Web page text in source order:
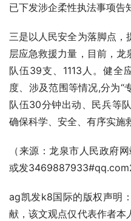
已下发涉企柔性执法事项告
三是以人民安全为落脚点，
层应急救援力量，目前，
队伍39支、1113人。健全
度、涉及范围等情况,分为“
队伍30分钟出动、民兵等
确保科学、安全、有序实施
（来源：龙泉市人民政府
或发
ag凯发k8国际的版权声明
献，该文观点仅代表作者本